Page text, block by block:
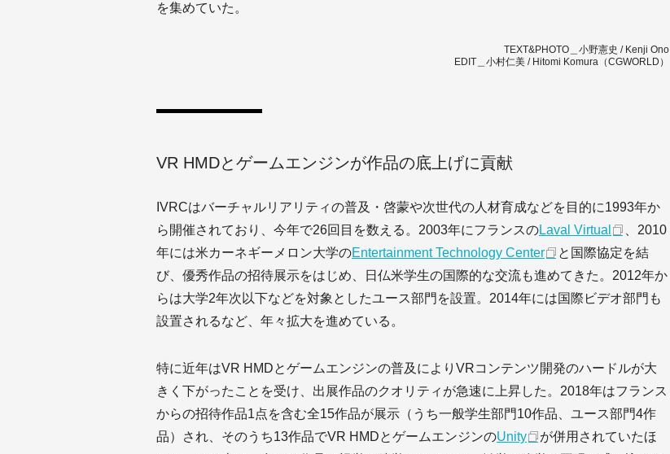
を集めていた。
TEXT&PHOTO＿小野憲史 / Kenji Ono
EDIT＿小村仁美 / Hitomi Komura（CGWORLD）
VR HMDとゲームエンジンが作品の底上げに貢献
IVRCはバーチャルリアリティの普及・啓蒙や次世代の人材育成などを目的に1993年か
ら開催されており、今年で26回目を数える。2003年にフランスのLaval Virtual
、2010
年には米カーネギーメロン大学のEntertainment Technology Center
と国際協定を結
び、優秀作品の招待展示をはじめ、日仏米学生の国際的な交流も進めてきた。2012年か
らは大学2年次以下などを対象としたユース部門を設置。2014年には国際ビデオ部門も
設置されるなど、年々拡大を進めている。
特に近年はVR HMDとゲームエンジンの普及によりVRコンテンツ開発のハードルが大
きく下がったことを受け、出展作品のクオリティが急速に上昇した。2018年はフランス
からの招待作品1点を含む全15作品が展示（うち一般学生部門10作品、ユース部門4作
品）され、そのうち13作品でVR HMDとゲームエンジンのUnity
が併用されていたほ